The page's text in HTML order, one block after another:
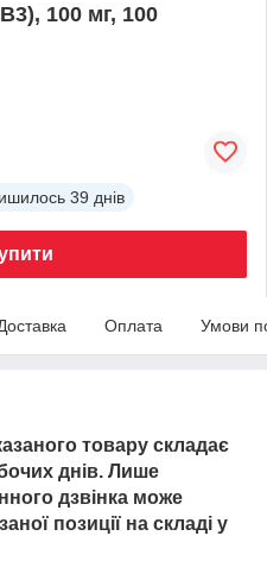
100 мг, 100
39 днів
Оплата Умови
товару складає
днів. Лише
дзвінка може
позиції на складі у